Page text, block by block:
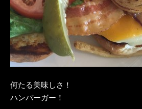
何たる美味しさ！
ハンバーガー！